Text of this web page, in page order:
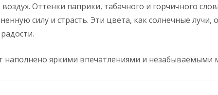
Оттенки паприки, табачного и горчичного
силу и страсть. Эти цвета, как солнечные лучи,
наполнено яркими впечатлениями и незабываемыми